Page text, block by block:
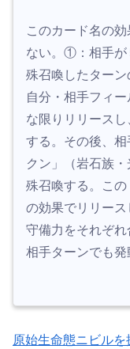
このカード名の
ない。①：相手が
殊召喚したターン
自分・相手フィ
な限りリリース
する。その後、
クン」（岩石族
殊召喚する。こ
の効果でリリース
守備力をそれぞ
相手ターンでも発
原始生命態ニビルを